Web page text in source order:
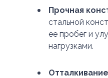
Прочная
стальной
ее пробег и
нагрузками.